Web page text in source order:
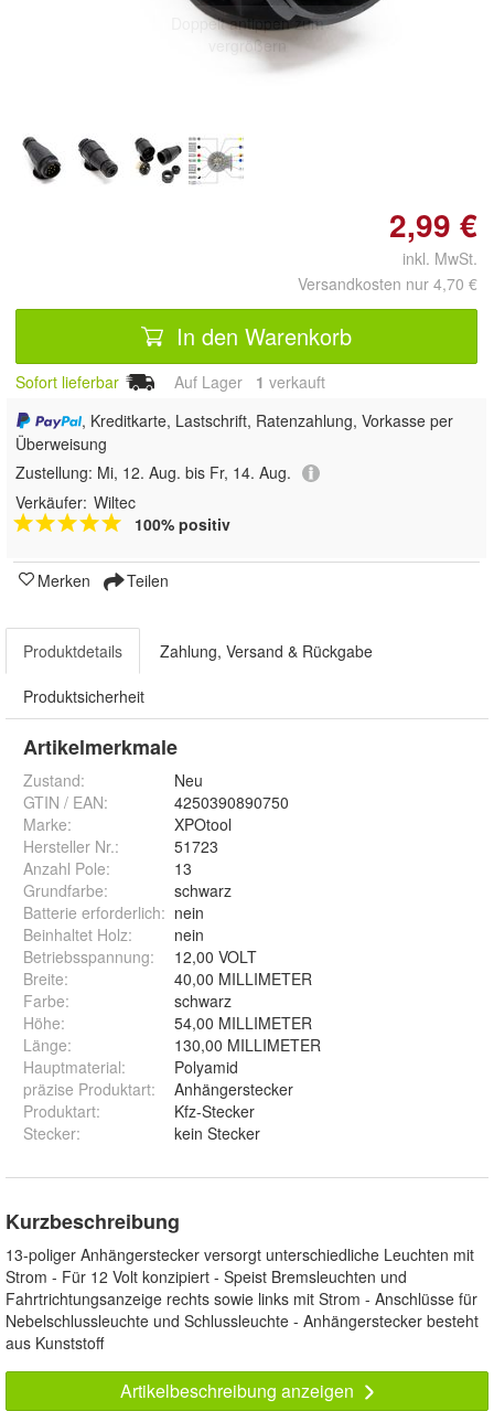
Doppelt antippen zum
vergrößern
2,99 €
inkl. MwSt.
Versandkosten nur 4,70 €
In den Warenkorb
Sofort lieferbar Auf Lager 1 verkauft
, Kreditkarte, Lastschrift, Ratenzahlung, Vorkasse per
Überweisung
Zustellung: Mi, 12. Aug. bis Fr, 14. Aug.
Verkäufer: Wiltec
100% positiv
Merken Teilen
Produktdetails Zahlung, Versand & Rückgabe
Produktsicherheit
Artikelmerkmale
Zustand:
Neu
GTIN / EAN:
4250390890750
Marke:
XPOtool
Hersteller Nr.:
51723
Anzahl Pole:
13
Grundfarbe:
schwarz
Batterie erforderlich: nein
Beinhaltet Holz:
nein
Betriebsspannung:
12,00 VOLT
Breite:
40,00 MILLIMETER
Farbe:
schwarz
Höhe:
54,00 MILLIMETER
Länge:
130,00 MILLIMETER
Hauptmaterial:
Polyamid
präzise Produktart:
Anhängerstecker
Produktart:
Kfz-Stecker
Stecker: kein Stecker
Kurzbeschreibung
13-poliger Anhängerstecker versorgt unterschiedliche Leuchten mit
Strom - Für 12 Volt konzipiert - Speist Bremsleuchten und
Fahrtrichtungsanzeige rechts sowie links mit Strom - Anschlüsse für
Nebelschlussleuchte und Schlussleuchte - Anhängerstecker besteht
aus Kunststoff
Artikelbeschreibung anzeigen